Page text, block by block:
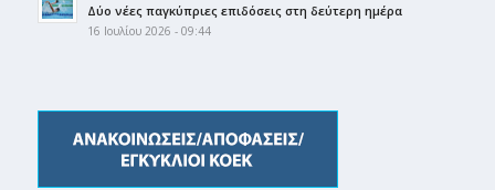
Δύο νέες παγκύπριες επιδόσεις στη δεύτερη ημέρα
16 Ιουλίου 2026 - 09:44